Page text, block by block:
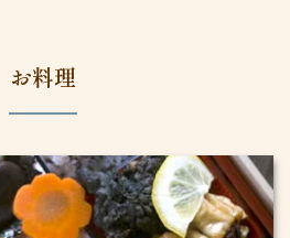
お料理